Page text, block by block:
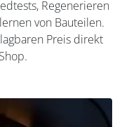
Regenerieren
von Bauteilen.
Preis direkt